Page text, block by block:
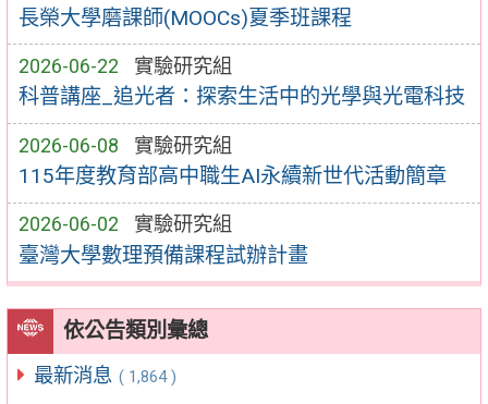
長榮大學磨課師(MOOCs)夏季班課程
2026-06-22 實驗研究組
科普講座_追光者：探索生活中的光學與光電科技
2026-06-08 實驗研究組
115年度教育部高中職生AI永續新世代活動簡章
2026-06-02 實驗研究組
臺灣大學數理預備課程試辦計畫
依公告類別彙總
最新消息 ( 1,864 )